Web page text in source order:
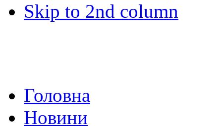
Skip to 2nd column
Головна
Новини